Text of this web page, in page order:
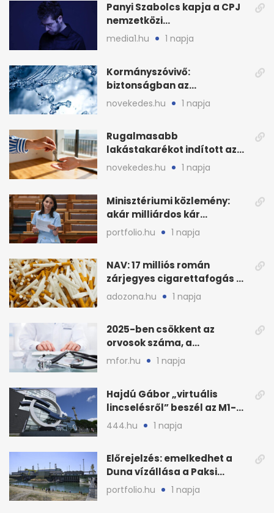
Panyi Szabolcs kapja a CPJ
nemzetközi
sajtószabadság-díját
media1.hu 1 napja
Kormányszóvivő:
biztonságban az
ivóvízkészlet, nincs
stratégiai vízhiány
novekedes.hu 1 napja
Rugalmasabb
lakástakarékot indított az
OTP: két köztes kilépéssel
novekedes.hu 1 napja
Minisztériumi közlemény:
akár milliárdos kár
fenyegette Budapest fáit
portfolio.hu 1 napja
NAV: 17 milliós román
zárjegyes cigarettafogás az
M1-esen
adozona.hu 1 napja
2025-ben csökkent az
orvosok száma, a
háziorvosokra még több
mfor.hu 1 napja
Hajdú Gábor „virtuális
lincselésről” beszél az M1-
ből kirúgása után
444.hu 1 napja
Előrejelzés: emelkedhet a
Duna vízállása a Paksi
Atomerőműnél
portfolio.hu 1 napja